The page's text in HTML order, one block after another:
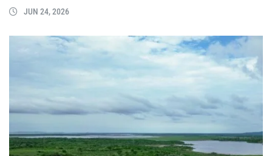
JUN 24, 2026